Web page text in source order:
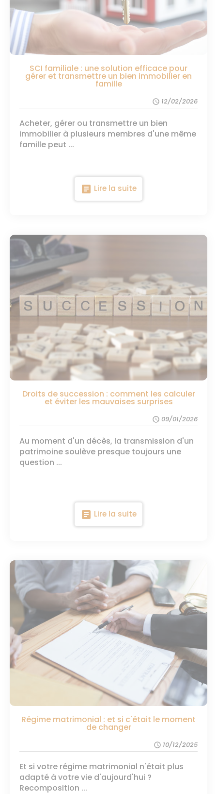
SCI familiale : une solution efficace pour
gérer et transmettre un bien immobilier en
famille
schedule 12/02/2026
Acheter, gérer ou transmettre un bien
immobilier à plusieurs membres d'une même
famille peut ...
article Lire la suite
Droits de succession : comment les calculer
et éviter les mauvaises surprises
schedule 09/01/2026
Au moment d'un décès, la transmission d'un
patrimoine soulève presque toujours une
question ...
article Lire la suite
Régime matrimonial : et si c'était le moment
de changer
schedule 10/12/2025
Et si votre régime matrimonial n'était plus
adapté à votre vie d'aujourd'hui ?
Recomposition ...